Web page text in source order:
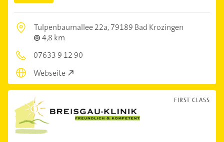
Tulpenbaumallee 22a,79189 Bad Krozingen
4,8 km
07633 9 12 90
Webseite
FIRST CLASS